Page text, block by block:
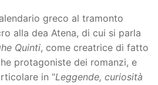
greco al tramonto
alla dea Atena, di cui si parla
Quinti, come creatrice di fatto
protagoniste dei romanzi, e
in “Leggende, curiosità